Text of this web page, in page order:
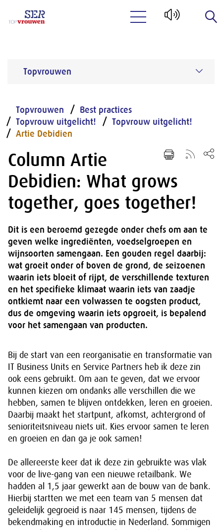
Topvrouwen
Topvrouwen
Best practices
Topvrouw uitgelicht!
Topvrouw uitgelicht!
Artie Debidien
Column Artie
Debidien: What grows
together, goes together!
Dit is een beroemd gezegde onder chefs om aan te
geven welke ingrediënten, voedselgroepen en
wijnsoorten samengaan. Een gouden regel daarbij:
wat groeit onder of boven de grond, de seizoenen
waarin iets bloeit of rijpt, de verschillende texturen
en het specifieke klimaat waarin iets van zaadje
ontkiemt naar een volwassen te oogsten product,
dus de omgeving waarin iets opgroeit, is bepalend
voor het samengaan van producten.
Bij de start van een reorganisatie en transformatie van
IT Business Units en Service Partners heb ik deze zin
ook eens gebruikt. Om aan te geven, dat we ervoor
kunnen kiezen om ondanks alle verschillen die we
hebben, samen te blijven ontdekken, leren en groeien.
Daarbij maakt het startpunt, afkomst, achtergrond of
senioriteitsniveau niets uit. Kies ervoor samen te leren
en groeien en dan ga je ook samen!
De allereerste keer dat ik deze zin gebruikte was vlak
voor de live-gang van een nieuwe retailbank. We
hadden al 1,5 jaar gewerkt aan de bouw van de bank.
Hierbij startten we met een team van 5 mensen dat
geleidelijk gegroeid is naar 145 mensen, tijdens de
bekendmaking en introductie in Nederland. Sommigen